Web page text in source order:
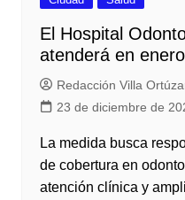
El Hospital
atenderá en
Redacción Villa
23 de diciembre de
La medida busca
de cobertura en
atención clínica y